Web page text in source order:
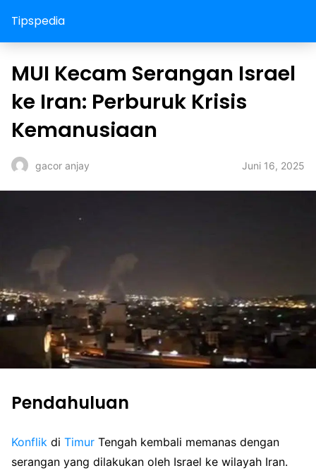
Tipspedia
MUI Kecam Serangan Israel
ke Iran: Perburuk Krisis
Kemanusiaan
gacor anjay Juni 16, 2025
Pendahuluan
Konflik di Timur Tengah kembali memanas dengan
serangan yang dilakukan oleh Israel ke wilayah Iran.